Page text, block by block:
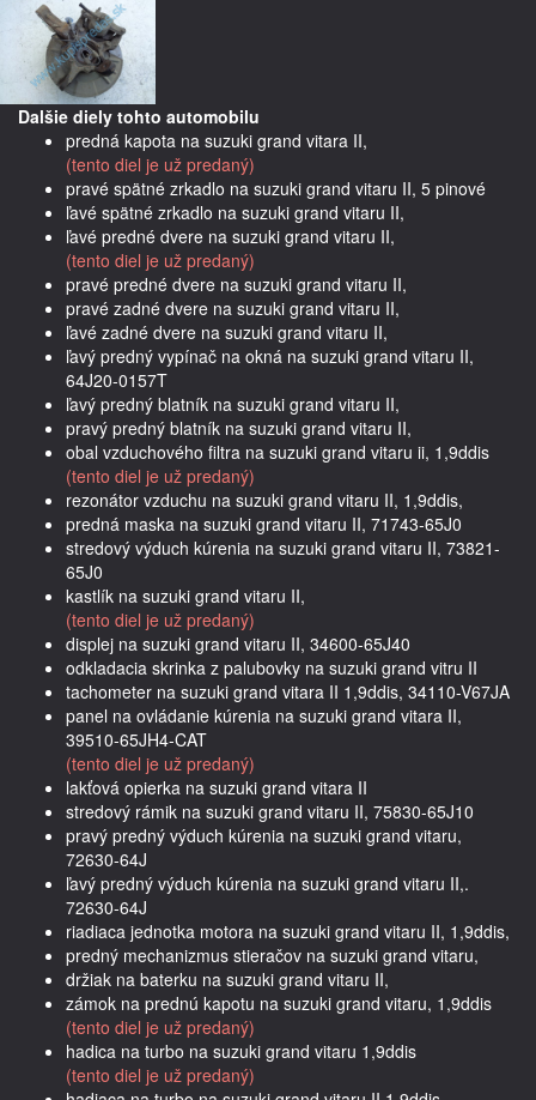
Dalšie diely tohto automobilu
predná kapota na suzuki grand vitara II,
(tento diel je už predaný)
pravé spätné zrkadlo na suzuki grand vitaru II, 5 pinové
ľavé spätné zrkadlo na suzuki grand vitaru II,
ľavé predné dvere na suzuki grand vitaru II,
(tento diel je už predaný)
pravé predné dvere na suzuki grand vitaru II,
pravé zadné dvere na suzuki grand vitaru II,
ľavé zadné dvere na suzuki grand vitaru II,
ľavý predný vypínač na okná na suzuki grand vitaru II,
64J20-0157T
ľavý predný blatník na suzuki grand vitaru II,
pravý predný blatník na suzuki grand vitaru II,
obal vzduchového filtra na suzuki grand vitaru ii, 1,9ddis
(tento diel je už predaný)
rezonátor vzduchu na suzuki grand vitaru II, 1,9ddis,
predná maska na suzuki grand vitaru II, 71743-65J0
stredový výduch kúrenia na suzuki grand vitaru II, 73821-
65J0
kastlík na suzuki grand vitaru II,
(tento diel je už predaný)
displej na suzuki grand vitaru II, 34600-65J40
odkladacia skrinka z palubovky na suzuki grand vitru II
tachometer na suzuki grand vitara II 1,9ddis, 34110-V67JA
panel na ovládanie kúrenia na suzuki grand vitara II,
39510-65JH4-CAT
(tento diel je už predaný)
lakťová opierka na suzuki grand vitara II
stredový rámik na suzuki grand vitaru II, 75830-65J10
pravý predný výduch kúrenia na suzuki grand vitaru,
72630-64J
ľavý predný výduch kúrenia na suzuki grand vitaru II,.
72630-64J
riadiaca jednotka motora na suzuki grand vitaru II, 1,9ddis,
predný mechanizmus stieračov na suzuki grand vitaru,
držiak na baterku na suzuki grand vitaru II,
zámok na prednú kapotu na suzuki grand vitaru, 1,9ddis
(tento diel je už predaný)
hadica na turbo na suzuki grand vitaru 1,9ddis
(tento diel je už predaný)